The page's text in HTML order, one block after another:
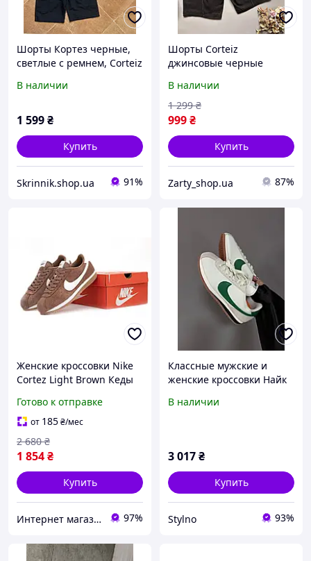
Шорты Кортез черные,
светлые с ремнем, Corteiz
стильные брендовые
В наличии
1 599₴
Купить
Skrinnik.shop.ua 91%
Шорты Corteiz
джинсовые черные
синие Джинсовые шорты
Corteiz
В наличии
999₴
1 299 ₴
Купить
Zarty_shop.ua 87%
Женские кроссовки Nike
Cortez Light Brown Кеды
с белым знаком
замшевые весна лето
Готово к отправке
от 185₴/мес
1 854₴
2 680 ₴
Купить
Интернет магазин одежды и обуви " Trendix " 97%
Классные мужские и
женские кроссовки Найк
унисекс Nike Cortez Aloe
В наличии
3 017₴
Купить
Stylno 93%